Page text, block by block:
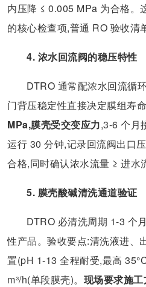
内压降 ≤ 0.005 MPa 为合格。
的核心检查项,普通 RO 验收清
4. 浓水回流阀的稳压特性
DTRO 通常配浓水回流循
门背压稳定性直接决定膜组寿命
MPa,膜壳受交变应力,3-6 个月
运行 30 分钟,记录回流阀出口
合格,同时确认浓水流量 ≥ 进水
5. 膜壳酸碱清洗通道验证
DTRO 必清洗周期 1-3 个
性产品。验收要点:清洗液进、
置(pH 1-13 全程耐受,最高
m³/h(单段膜壳)。 现场要求施